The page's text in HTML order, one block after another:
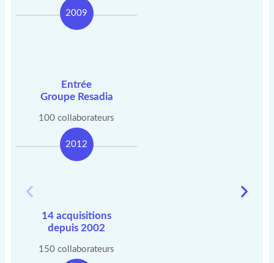
2009
Entrée
Groupe Resadia
100 collaborateurs
2012
14 acquisitions
depuis 2002
150 collaborateurs